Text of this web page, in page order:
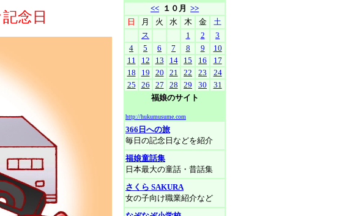
念日
<< １０月 >>
日
月 火 水 木 金
土
ス
1 2
3
4
5 6 7 8 9
10
11
12 13 14 15 16
17
18
19 20 21 22 23
24
25
26 27 28 29 30
31
福娘のサイト
http://hukumusume.com
366日への旅
毎日の記念日などを紹介
福娘童話集
日本最大の童話・昔話集
さくら SAKURA
女の子向け職業紹介など